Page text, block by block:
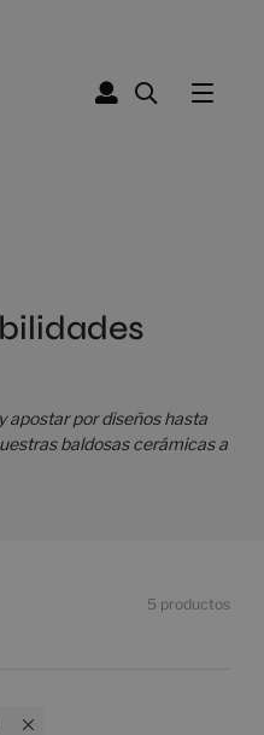
apostar por diseños hasta
baldosas cerámicas a
5 productos